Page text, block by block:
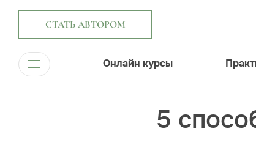
СТАТЬ АВТОРОМ
Онлайн курсы
5